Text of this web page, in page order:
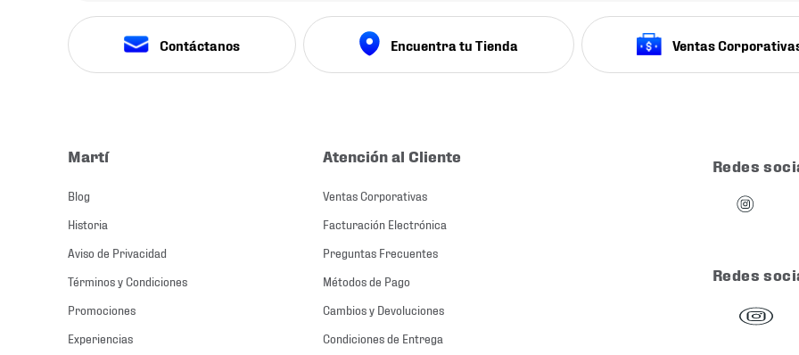
Contáctanos Encuentra tu Tienda Ventas
Martí
Blog
Historia
Aviso de Privacidad
Términos y Condiciones
Promociones
Experiencias
Atención al Cliente
Ventas Corporativas
Facturación Electrónica
Preguntas Frecuentes
Métodos de Pago
Cambios y Devoluciones
Condiciones de Entrega
Redes
Redes